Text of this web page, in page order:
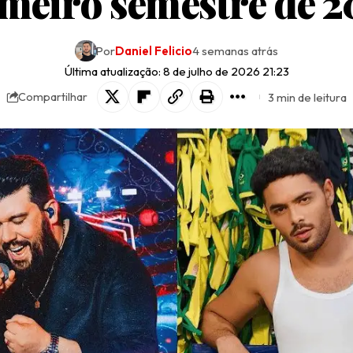
Última atualização: 8 de julho de 2026 21:23
PorDaniel Felicio4 semanas atrás
Compartilhar 3 min de leitura